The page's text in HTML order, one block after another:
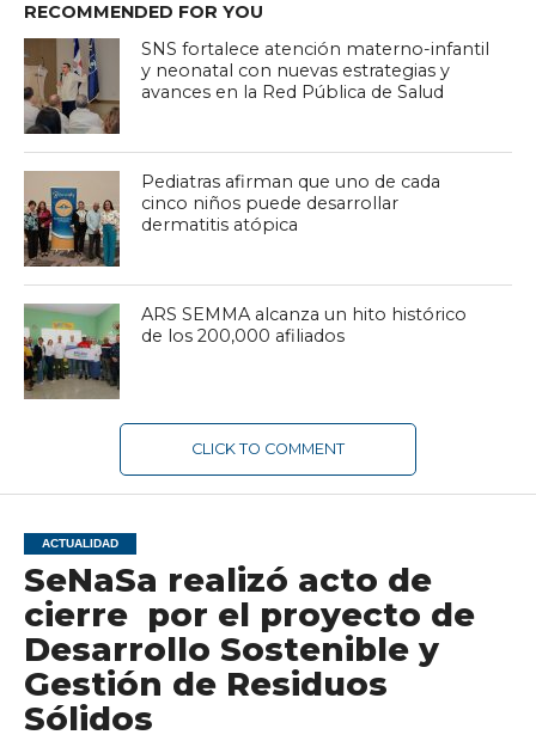
RECOMMENDED FOR YOU
SNS fortalece atención materno-infantil
y neonatal con nuevas estrategias y
avances en la Red Pública de Salud
Pediatras afirman que uno de cada
cinco niños puede desarrollar
dermatitis atópica
ARS SEMMA alcanza un hito histórico
de los 200,000 afiliados
CLICK TO COMMENT
ACTUALIDAD
SeNaSa realizó acto de
cierre por el proyecto de
Desarrollo Sostenible y
Gestión de Residuos
Sólidos